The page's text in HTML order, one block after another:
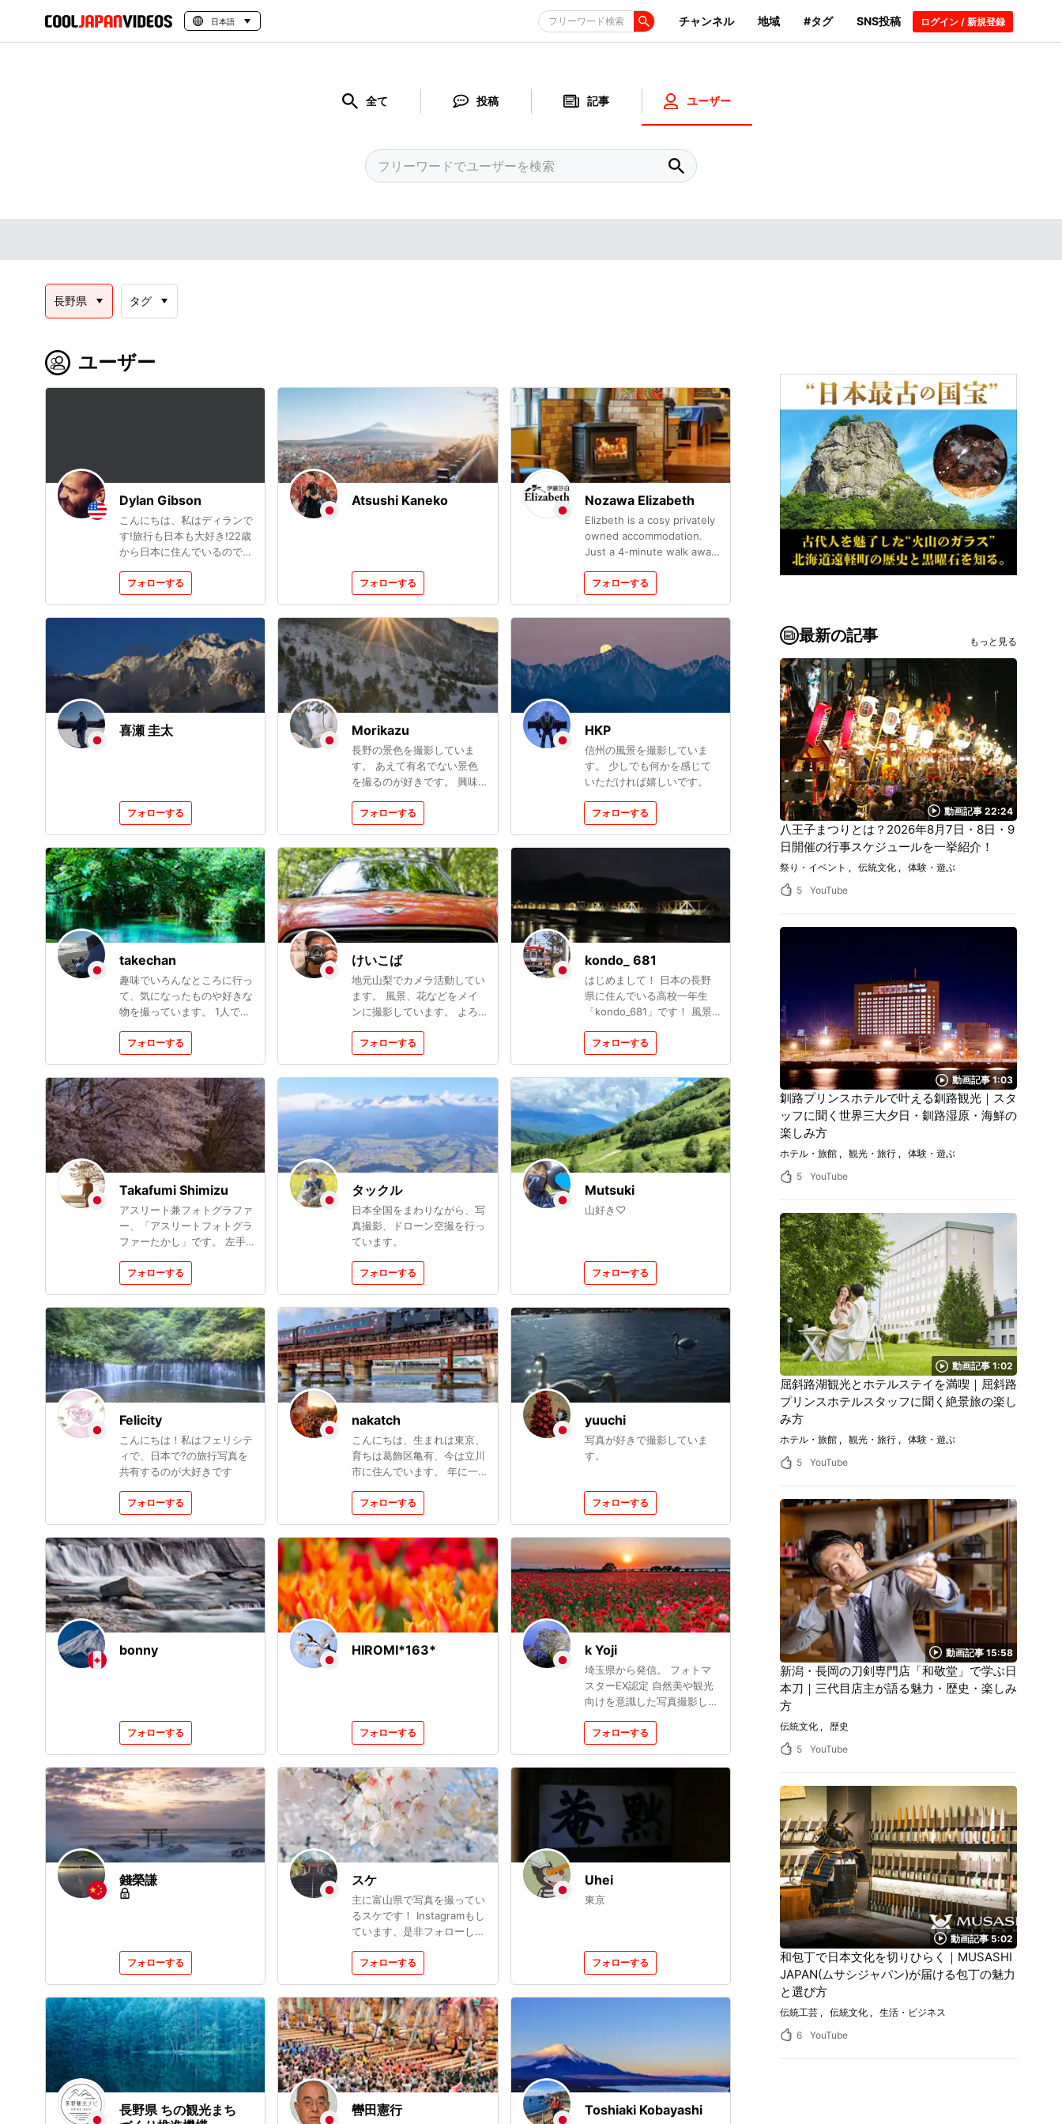
日本語 フリーワード検索 チャンネル 地域 #タグ SNS投稿 ログイン / 新規登録
全て 投稿 記事 ユーザー
長野県 タグ
ユーザー
Dylan Gibson
こんにちは、私はディランで
す!旅行も日本も大好き!22歳
から日本に住んでいるので、
もともとアメリカ出身です
が、日本は今の私の故郷のよ
うに感じます。旅行で一番好
きなのは、各エリアでさまざ
まな食べ物を試すことです!
フォローする
Atsushi Kaneko
フォローする
Nozawa Elizabeth
Elizbeth is a cosy privately
owned accommodation.
Just a 4-minute walk away
gondola station. エリザベス
は外国人オーナーによるアッ
トホームなホテルです。 野
から徒歩４分のロケーション
です。
フォローする
喜瀬 圭太
フォローする
Morikazu
長野の景色を撮影していま
す。 あえて有名でない景色
を撮るのが好きです。 興味
ントを見てください！
フォローする
HKP
信州の風景を撮影していま
す。 少しでも何かを感じて
いただければ嬉しいです。
フォローする
takechan
趣味でいろんなところに行っ
て、気になったものや好きな
物を撮っています。 1人で行
風景が中心となってます。
LightroomでのRAW現像も勉
強中ですがやっていて、投稿
写真はLightroomで仕上げて
ます。
フォローする
けいこば
地元山梨でカメラ活動してい
ます。 風景、花などをメイ
ンに撮影しています。 よろ
フォローする
kondo_ 681
はじめまして！ 日本の長野
県に住んでいる高校一年生
「kondo_681」です！ 風景
プを撮っています！ 最近は
ポートレートも撮っていま
す！ 「楽しく撮る」をテー
マにしています！
フォローする
Takafumi Shimizu
アスリート兼フォトグラファ
ー、「アスリートフォトグラ
ファーたかし」です。 左手
います 風景メイン、たまに
ポートレート撮ってます
フォローする
タックル
日本全国をまわりながら、写
真撮影、ドローン空撮を行っ
ています。
フォローする
Mutsuki
山好き♡
フォローする
Felicity
こんにちは！私はフェリシテ
ィで、日本で?の旅行写真を
共有するのが大好きです
フォローする
nakatch
こんにちは、生まれは東京、
育ちは葛飾区亀有、今は立川
市に住んでいます。 年に一
ます。
フォローする
yuuchi
写真が好きで撮影していま
す。
フォローする
bonny
フォローする
HIROMI*163*
フォローする
k Yoji
埼玉県から発信。 フォトマ
スターEX認定 自然美や観光
向けを意識した写真撮影して
投稿中 こちらとは違う写真
を投稿してます。
aira_photos メイン機種
Canon EOS R6markⅡ &
OM1markⅡ
フォローする
錢榮謙
フォローする
スケ
主に富山県で写真を撮ってい
るスケです！ Instagramもし
ています、是非フォローして
機材:Canon EOS KISSX9
フォローする
Uhei
東京
フォローする
長野県 ちの観光まち
轡田憲行 Toshiaki Kobayashi
最新の記事 もっと見る
動画記事 22:24
八王子まつりとは？2026年8月7日・8日・9
日開催の行事スケジュールを一挙紹介！
祭り・イベント 伝統文化
体験・遊ぶ
5
YouTube
動画記事 1:03
釧路プリンスホテルで叶える釧路観光｜スタ
ッフに聞く世界三大夕日・釧路湿原・海鮮の
楽しみ方
ホテル・旅館 観光・旅行
体験・遊ぶ
5
YouTube
動画記事 1:02
屈斜路湖観光とホテルステイを満喫｜屈斜路
プリンスホテルスタッフに聞く絶景旅の楽し
み方
ホテル・旅館 観光・旅行
体験・遊ぶ
5
YouTube
動画記事 15:58
新潟・長岡の刀剣専門店「和敬堂」で学ぶ日
本刀｜三代目店主が語る魅力・歴史・楽しみ
方
伝統文化
歴史
5
YouTube
動画記事 5:02
和包丁で日本文化を切りひらく｜MUSASHI
JAPAN(ムサシジャパン)が届ける包丁の魅力
と選び方
伝統工芸 伝統文化
生活・ビジネス
6
YouTube